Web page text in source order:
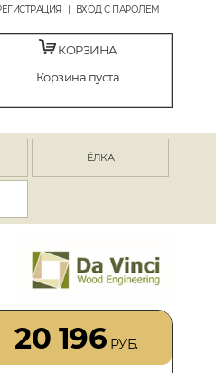
ВХОД С ПАРОЛЕМ
КОРЗИНА
Корзина пуста
ЁЛКА
20 196 РУБ.